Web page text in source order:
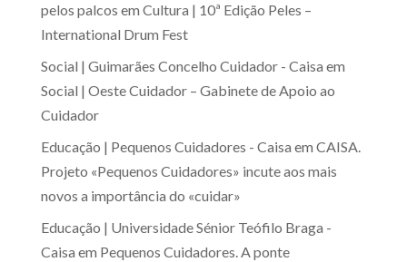
pelos palcos em Cultura | 10ª Edição Peles –
International Drum Fest
Social | Guimarães Concelho Cuidador - Caisa em
Social | Oeste Cuidador – Gabinete de Apoio ao
Cuidador
Educação | Pequenos Cuidadores - Caisa em CAISA.
Projeto «Pequenos Cuidadores» incute aos mais
novos a importância do «cuidar»
Educação | Universidade Sénior Teófilo Braga -
Caisa em Pequenos Cuidadores. A ponte